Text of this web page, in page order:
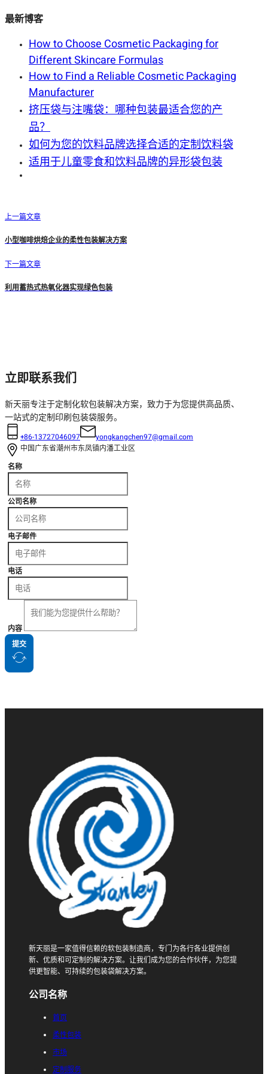
最新博客
How to Choose Cosmetic Packaging for
Different Skincare Formulas
How to Find a Reliable Cosmetic Packaging
Manufacturer
挤压袋与注嘴袋：哪种包装最适合您的产
品？
如何为您的饮料品牌选择合适的定制饮料袋
适用于儿童零食和饮料品牌的异形袋包装
上一篇文章
小型咖啡烘焙企业的柔性包装解决方案
下一篇文章
利用蓄热式热氧化器实现绿色包装
立即联系我们
新天丽专注于定制化软包装解决方案，致力于为您提供高品质、
一站式的定制印刷包装袋服务。
+86-13727046097
yongkangchen97@gmail.com
中国广东省潮州市东凤镇内潘工业区
名称
公司名称
电子邮件
电话
内容
提交
新天丽是一家值得信赖的软包装制造商，专门为各行各业提供创
新、优质和可定制的解决方案。让我们成为您的合作伙伴，为您提
供更智能、可持续的包装袋解决方案。
公司名称
首页
柔性包装
市场
定制服务